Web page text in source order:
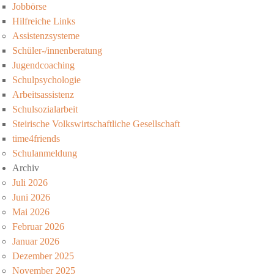
Jobbörse
Hilfreiche Links
Assistenzsysteme
Schüler-/innenberatung
Jugendcoaching
Schulpsychologie
Arbeitsassistenz
Schulsozialarbeit
Steirische Volkswirtschaftliche Gesellschaft
time4friends
Schulanmeldung
Archiv
Juli 2026
Juni 2026
Mai 2026
Februar 2026
Januar 2026
Dezember 2025
November 2025